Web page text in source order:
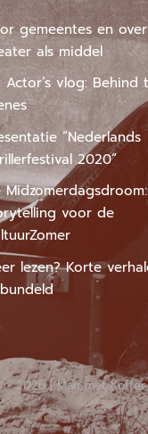
gemeentes en
als middel
Actor’s vlog: Behind
“Nederlands
2020”
Midzomerdagsdroom:
voor de
lezen? Korte
-2026 | Man met Koffer